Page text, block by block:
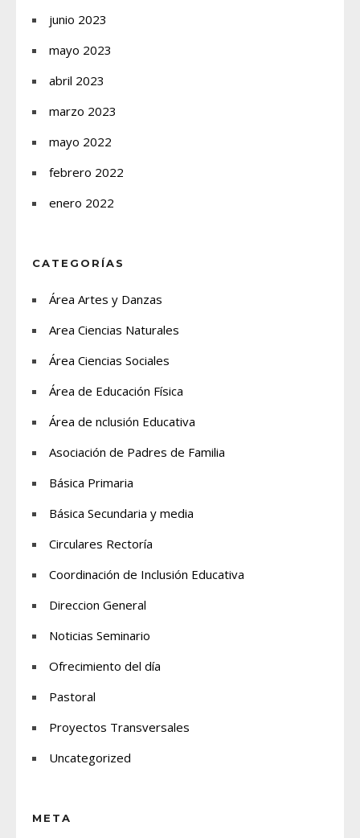
junio 2023
mayo 2023
abril 2023
marzo 2023
mayo 2022
febrero 2022
enero 2022
CATEGORÍAS
Área Artes y Danzas
Area Ciencias Naturales
Área Ciencias Sociales
Área de Educación Física
Área de nclusión Educativa
Asociación de Padres de Familia
Básica Primaria
Básica Secundaria y media
Circulares Rectoría
Coordinación de Inclusión Educativa
Direccion General
Noticias Seminario
Ofrecimiento del día
Pastoral
Proyectos Transversales
Uncategorized
META